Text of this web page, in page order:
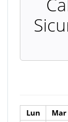
Lun Mar